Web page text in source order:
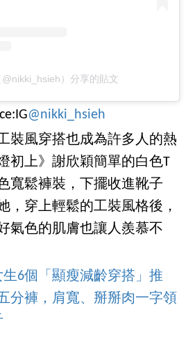
）分享的貼文
@nikki_hsieh
裝風穿搭也成為許多人的熱
初上》謝欣穎簡單的白色T
寬鬆褲裝，下擺收進靴子
，穿上輕鬆的工裝風格後，
氣色的肌膚也讓人羨慕不
生6個「顯瘦減齡穿搭」推
分褲，肩寬、掰掰肉一字領